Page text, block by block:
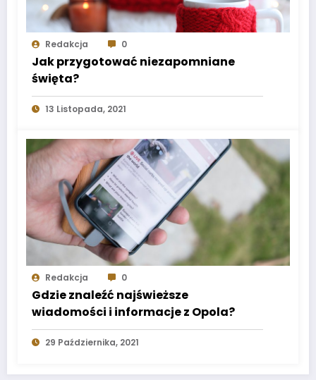
Redakcja 0
Jak przygotować niezapomniane
święta?
13 Listopada, 2021
Redakcja 0
Gdzie znaleźć najświeższe
wiadomości i informacje z Opola?
29 Października, 2021